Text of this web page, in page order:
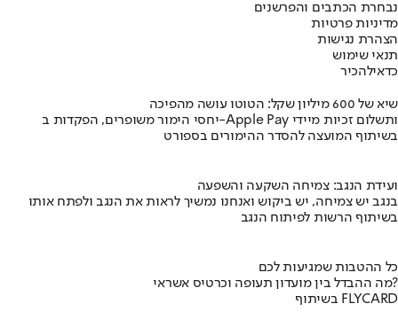
נבחרת הכתבים והפרשנים
מדיניות פרטיות
הצהרת נגישות
תנאי שימוש
כדאילהכיר
שיא של 600 מיליון שקל: הטוטו עושה מהפיכה
יחסי הימור משופרים, הפקדות ב-Apple Pay ותשלום זכיות מיידי
בשיתוף המועצה להסדר ההימורים בספורט
ועידת הנגב: צמיחה השקעה והשפעה
בנגב יש צמיחה, יש ביקוש ואנחנו נמשיך לראות את הנגב ולפתח אותו
בשיתוף הרשות לפיתוח הנגב
כל ההטבות שמגיעות לכם
מה ההבדל בין מועדון תעופה וכרטיס אשראי?
בשיתוף FLYCARD